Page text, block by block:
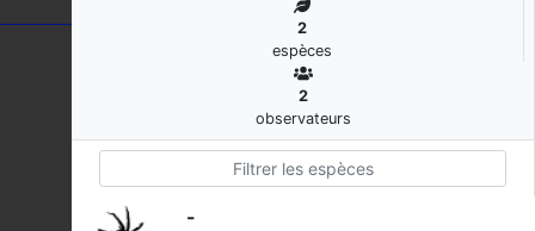
2
espèces
2
observateurs
-